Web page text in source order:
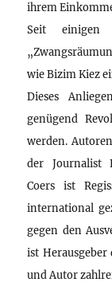
ihrem
Seit einigen
wie Bizim Kiez
Dieses
genügend
werden.
der Journalist
Coers ist
international
gegen den
ist Herausgeber
und Autor